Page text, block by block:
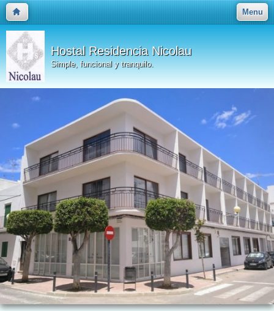
Menu
Hostal Residencia Nicolau
Simple, funcional y tranquilo.